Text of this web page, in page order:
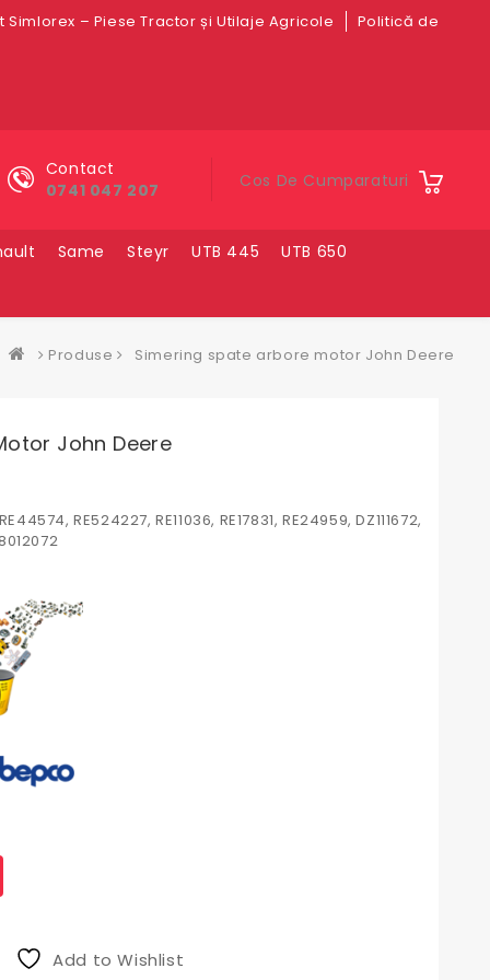
Simlorex – Piese Tractor și Utilaje Agricole Politică de
Cos De Cumparaturi
Contact
0741 047 207
Same Steyr UTB 445
UTB 650
Produse Simering spate arbore motor John Deere
John Deere
RE524227, RE11036, RE17831, RE24959, DZ111672,
Add to Wishlist